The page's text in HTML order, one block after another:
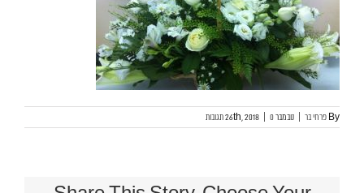
By פרחי בר נובמבר 26th, 20180 תגובות